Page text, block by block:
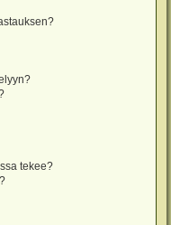
tekee?